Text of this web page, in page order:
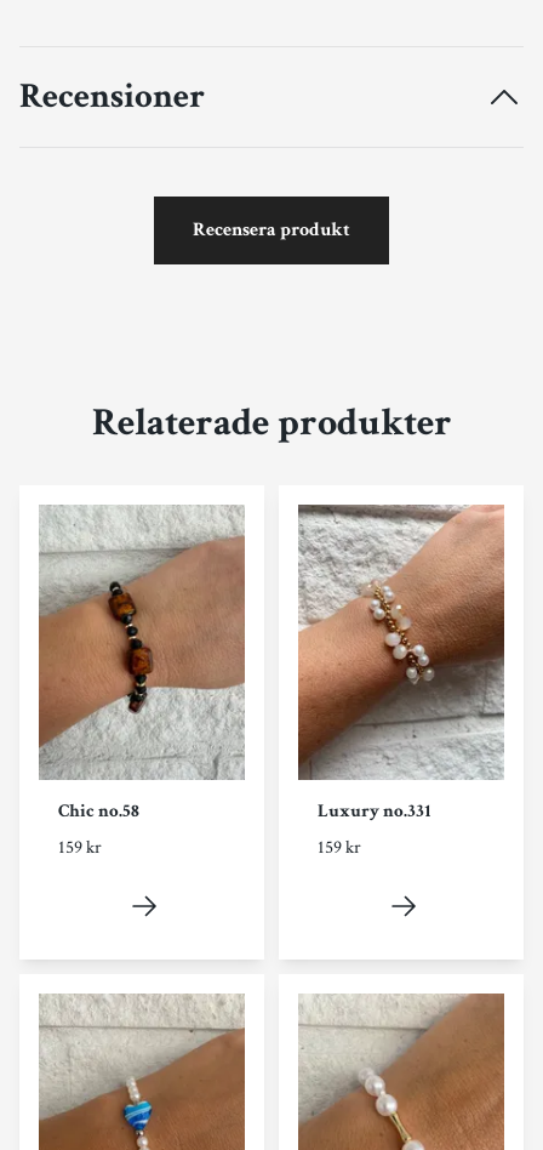
Recensioner
Recensera produkt
Relaterade produkter
Chic no.58
159 kr
Luxury no.331
159 kr